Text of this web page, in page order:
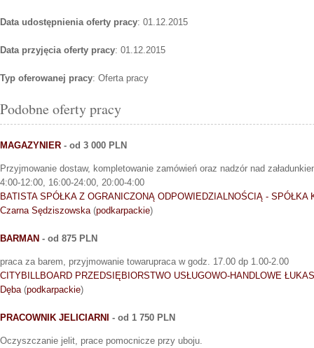
Data udostępnienia oferty pracy: 01.12.2015
Data przyjęcia oferty pracy: 01.12.2015
Typ oferowanej pracy: Oferta pracy
Podobne oferty pracy
MAGAZYNIER - od 3 000 PLN
Przyjmowanie dostaw, kompletowanie zamówień oraz nadzór nad
4:00-12:00, 16:00-24:00, 20:00-4:00
BATISTA SPÓŁKA Z OGRANICZONĄ ODPOWIEDZIALNOŚCIĄ - SPÓŁKA
Czarna Sędziszowska (podkarpackie)
BARMAN - od 875 PLN
praca za barem, przyjmowanie towarupraca w godz. 17.00 dp 1.00-2.00
CITYBILLBOARD PRZEDSIĘBIORSTWO USŁUGOWO-HANDLOWE
Dęba (podkarpackie)
PRACOWNIK JELICIARNI - od 1 750 PLN
Oczyszczanie jelit, prace pomocnicze przy uboju.